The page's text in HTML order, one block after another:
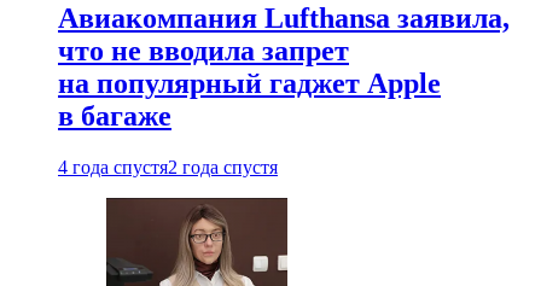
Авиакомпания Lufthansa заявила,
что не вводила запрет
на популярный гаджет Apple
в багаже
4 года спустя2 года спустя